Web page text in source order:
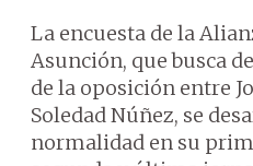
La encuesta de la
Asunción, que busca
de la oposición entre
Soledad Núñez, se
normalidad en su